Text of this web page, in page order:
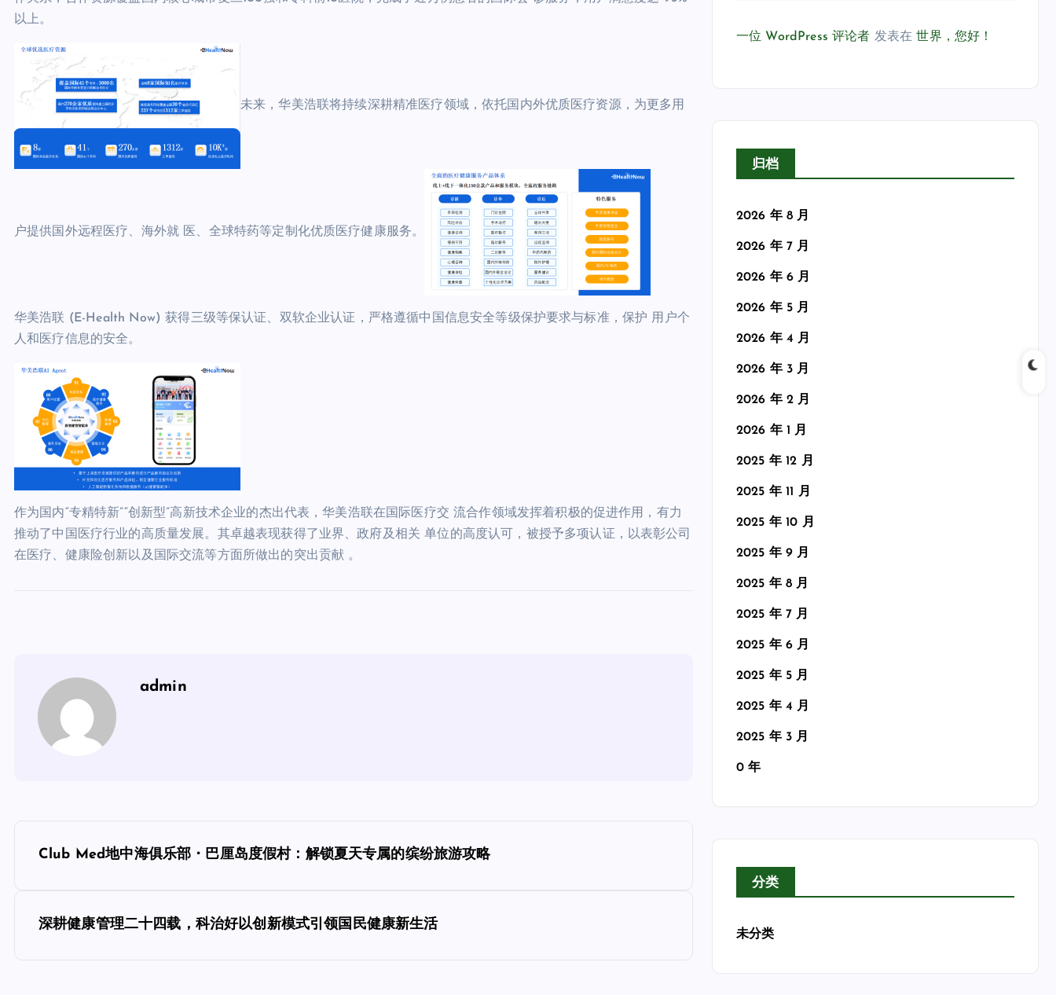
以上。
未来，华美浩联将持续深耕精准医疗领域，依托国内外优质医疗资源，为更多用
户提供国外远程医疗、海外就 医、全球特药等定制化优质医疗健康服务。
华美浩联 (E-Health Now) 获得三级等保认证、双软企业认证，严格遵循中国信息安全等级保护要求与标准，保护 用户个
人和医疗信息的安全。
作为国内“专精特新”“创新型”高新技术企业的杰出代表，华美浩联在国际医疗交 流合作领域发挥着积极的促进作用，有力
推动了中国医疗行业的高质量发展。其卓越表现获得了业界、政府及相关 单位的高度认可，被授予多项认证，以表彰公司
在医疗、健康险创新以及国际交流等方面所做出的突出贡献 。
admin
文
导
Club Med地中海俱乐部・巴厘岛度假村：解锁夏天专属的缤纷旅游攻略
深耕健康管理二十四载，科治好以创新模式引领国民健康新生活
一位 WordPress 评论者 发表在世界，您好！
归档
2026 年 8 月
2026 年 7 月
2026 年 6 月
2026 年 5 月
2026 年 4 月
2026 年 3 月
2026 年 2 月
2026 年 1 月
2025 年 12 月
2025 年 11 月
2025 年 10 月
2025 年 9 月
2025 年 8 月
2025 年 7 月
2025 年 6 月
2025 年 5 月
2025 年 4 月
2025 年 3 月
0 年
分类
未分类